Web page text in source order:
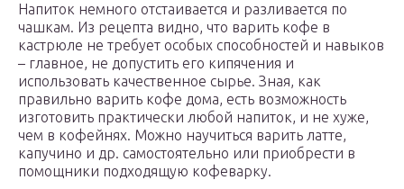
Напиток немного отстаивается и разливается по
чашкам. Из рецепта видно, что варить кофе в
кастрюле не требует особых способностей и навыков
– главное, не допустить его кипячения и
использовать качественное сырье. Зная, как
правильно варить кофе дома, есть возможность
изготовить практически любой напиток, и не хуже,
чем в кофейнях. Можно научиться варить латте,
капучино и др. самостоятельно или приобрести в
помощники подходящую кофеварку.